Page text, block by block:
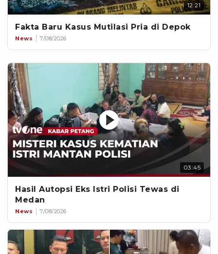
12:21
Fakta Baru Kasus Mutilasi Pria di Depok
News 7/08/2026
03:45
Hasil Autopsi Eks Istri Polisi Tewas di
Medan
News 7/08/2026